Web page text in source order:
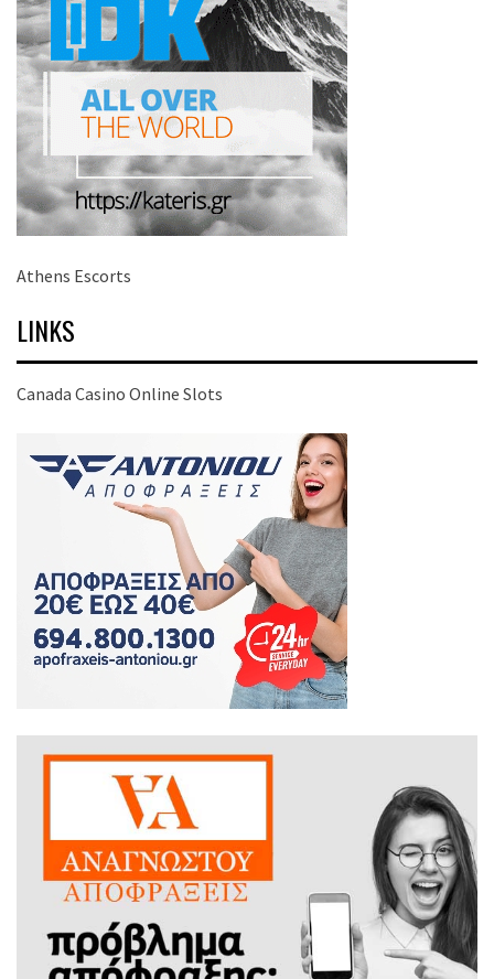
Athens Escorts
LINKS
Canada Casino Online Slots